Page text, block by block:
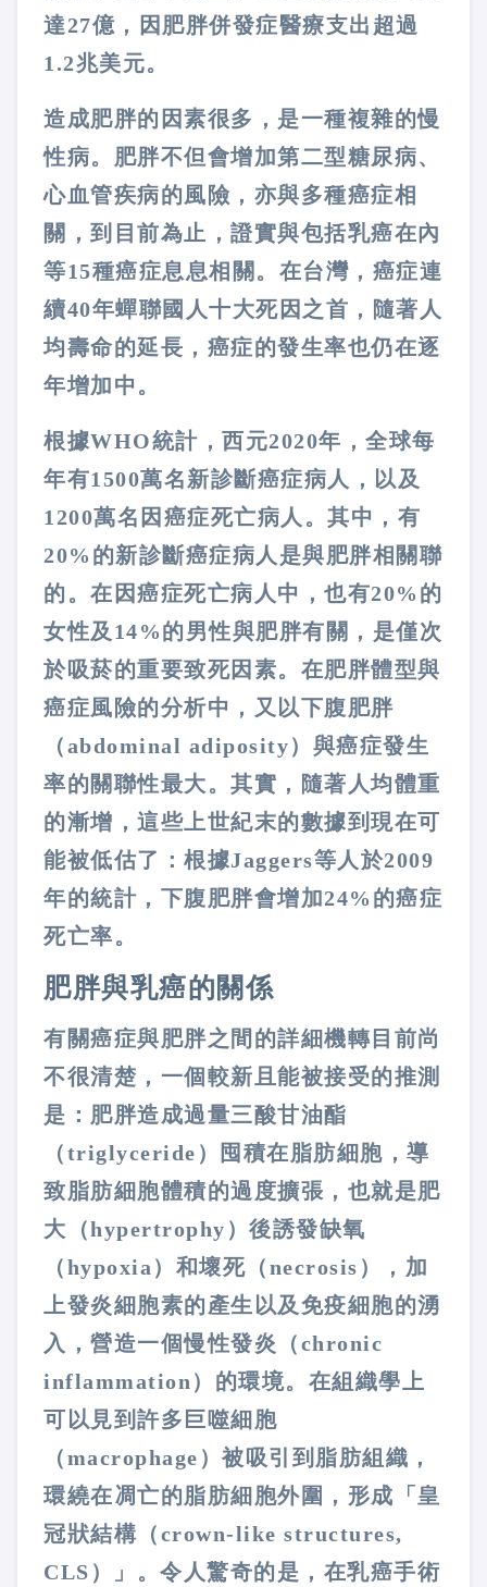
達27億，因肥胖併發症醫療支出超過
1.2兆美元。
造成肥胖的因素很多，是一種複雜的慢
性病。肥胖不但會增加第二型糖尿病、
心血管疾病的風險，亦與多種癌症相
關，到目前為止，證實與包括乳癌在內
等15種癌症息息相關。在台灣，癌症連
續40年蟬聯國人十大死因之首，隨著人
均壽命的延長，癌症的發生率也仍在逐
年增加中。
根據WHO統計，西元2020年，全球每
年有1500萬名新診斷癌症病人，以及
1200萬名因癌症死亡病人。其中，有
20% 的新診斷癌症病人是與肥胖相關聯
的。在因癌症死亡病人中，也有20% 的
女性及 14%的男性與肥胖有關，是僅次
於吸菸的重要致死因素。在肥胖體型與
癌症風險的分析中，又以下腹肥胖
（abdominal adiposity）與癌症發生
率的關聯性最大。其實，隨著人均體重
的漸增，這些上世紀末的數據到現在可
能被低估了：根據Jaggers等人於2009
年的統計，下腹肥胖會增加24% 的癌症
死亡率。
肥胖與乳癌的關係
有關癌症與肥胖之間的詳細機轉目前尚
不很清楚，一個較新且能被接受的推測
是：肥胖造成過量三酸甘油酯
（triglyceride ）囤積在脂肪細胞，導
致脂肪細胞體積的過度擴張，也就是肥
大（hypertrophy ）後誘發缺氧
（hypoxia ）和壞死（necrosis ），加
上發炎細胞素的產生以及免疫細胞的湧
入，營造一個慢性發炎（chronic
inflammation ）的環境。在組織學上
可以見到許多巨噬細胞
（macrophage ）被吸引到脂肪組織，
環繞在凋亡的脂肪細胞外圍，形成「皇
冠狀結構（crown-like structures,
CLS ）」。令人驚奇的是，在乳癌手術